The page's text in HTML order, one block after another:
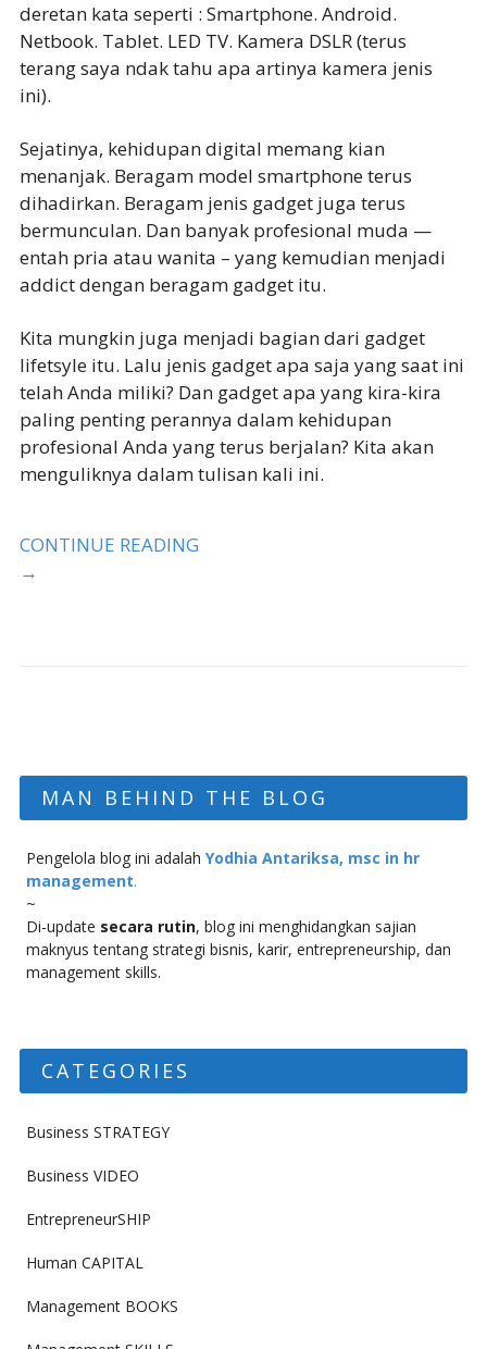
deretan kata seperti : Smartphone. Android.
Netbook. Tablet. LED TV. Kamera DSLR (terus
terang saya ndak tahu apa artinya kamera jenis
ini).
Sejatinya, kehidupan digital memang kian
menanjak. Beragam model smartphone terus
dihadirkan. Beragam jenis gadget juga terus
bermunculan. Dan banyak profesional muda —
entah pria atau wanita – yang kemudian menjadi
addict dengan beragam gadget itu.
Kita mungkin juga menjadi bagian dari gadget
lifetsyle itu. Lalu jenis gadget apa saja yang saat ini
telah Anda miliki? Dan gadget apa yang kira-kira
paling penting perannya dalam kehidupan
profesional Anda yang terus berjalan? Kita akan
menguliknya dalam tulisan kali ini.
CONTINUE READING
→
MAN BEHIND THE BLOG
Pengelola blog ini adalah Yodhia Antariksa, msc in hr
management.
~
Di-update secara rutin, blog ini menghidangkan sajian
maknyus tentang strategi bisnis, karir, entrepreneurship, dan
management skills.
CATEGORIES
Business STRATEGY
Business VIDEO
EntrepreneurSHIP
Human CAPITAL
Management BOOKS